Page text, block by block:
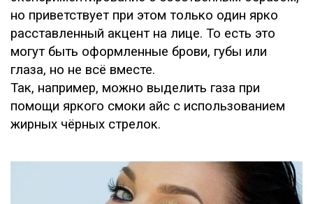
но приветствует при этом только один ярко
расставленный акцент на лице. То есть это
могут быть оформленные брови, губы или
глаза, но не всё вместе.
Так, например, можно выделить газа при
помощи яркого смоки айс с использованием
жирных чёрных стрелок.